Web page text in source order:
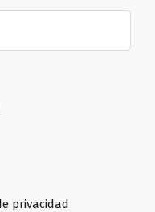
privacidad